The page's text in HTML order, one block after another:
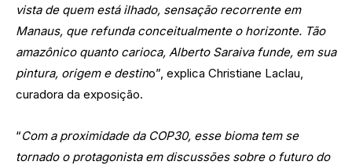
vista de quem está ilhado, sensação recorrente em
Manaus, que refunda conceitualmente o horizonte. Tão
amazônico quanto carioca, Alberto Saraiva funde, em sua
pintura, origem e destino”, explica Christiane Laclau,
curadora da exposição.
“Com a proximidade da COP30, esse bioma tem se
tornado o protagonista em discussões sobre o futuro do